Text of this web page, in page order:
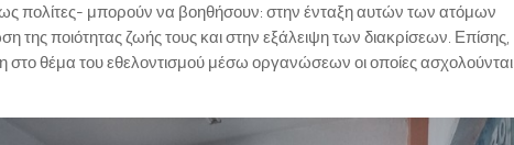
πολίτες- μπορούν να βοηθήσουν: στην ένταξη αυτών των ατόμων
της ποιότητας ζωής τους και στην εξάλειψη των διακρίσεων. Επίσης,
στο θέμα του εθελοντισμού μέσω οργανώσεων οι οποίες ασχολούνται